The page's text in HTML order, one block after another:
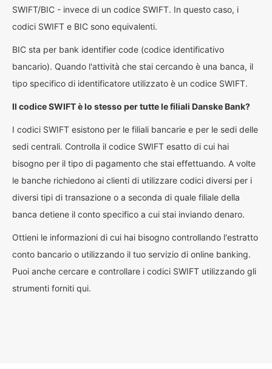
SWIFT/BIC - invece di un codice SWIFT. In questo caso, i
codici SWIFT e BIC sono equivalenti.
BIC sta per bank identifier code (codice identificativo
bancario). Quando l'attività che stai cercando è una banca, il
tipo specifico di identificatore utilizzato è un codice SWIFT.
Il codice SWIFT è lo stesso per tutte le filiali Danske Bank?
I codici SWIFT esistono per le filiali bancarie e per le sedi delle
sedi centrali. Controlla il codice SWIFT esatto di cui hai
bisogno per il tipo di pagamento che stai effettuando. A volte
le banche richiedono ai clienti di utilizzare codici diversi per i
diversi tipi di transazione o a seconda di quale filiale della
banca detiene il conto specifico a cui stai inviando denaro.
Ottieni le informazioni di cui hai bisogno controllando l'estratto
conto bancario o utilizzando il tuo servizio di online banking.
Puoi anche cercare e controllare i codici SWIFT utilizzando gli
strumenti forniti qui.